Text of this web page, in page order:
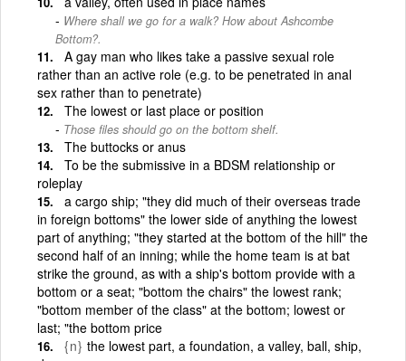
Where shall we go for a walk? How about Ashcombe
Bottom?.
A gay man who likes take a passive sexual role
rather than an active role (e.g. to be penetrated in anal
sex rather than to penetrate)
The lowest or last place or position
Those files should go on the bottom shelf.
The buttocks or anus
To be the submissive in a BDSM relationship or
roleplay
a cargo ship; "they did much of their overseas trade
in foreign bottoms" the lower side of anything the lowest
part of anything; "they started at the bottom of the hill" the
second half of an inning; while the home team is at bat
strike the ground, as with a ship's bottom provide with a
bottom or a seat; "bottom the chairs" the lowest rank;
"bottom member of the class" at the bottom; lowest or
last; "the bottom price
{n} the lowest part, a foundation, a valley, ball, ship,